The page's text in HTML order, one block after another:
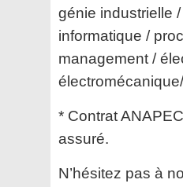
génie industrielle
informatique /
management /
* Contrat
assuré.
N’hésitez pas à